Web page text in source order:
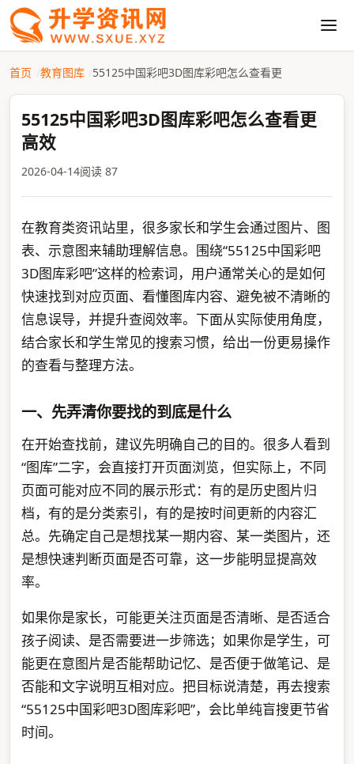
首页 教育图库 55125中国彩吧3D图库彩吧怎么查看更
55125中国彩吧3D图库彩吧怎么查看更
高效
2026-04-14阅读 87
在教育类资讯站里，很多家长和学生会通过图片、图
表、示意图来辅助理解信息。围绕“55125中国彩吧
3D图库彩吧”这样的检索词，用户通常关心的是如何
快速找到对应页面、看懂图库内容、避免被不清晰的
信息误导，并提升查阅效率。下面从实际使用角度，
结合家长和学生常见的搜索习惯，给出一份更易操作
的查看与整理方法。
一、先弄清你要找的到底是什么
在开始查找前，建议先明确自己的目的。很多人看到
“图库”二字，会直接打开页面浏览，但实际上，不同
页面可能对应不同的展示形式：有的是历史图片归
档，有的是分类索引，有的是按时间更新的内容汇
总。先确定自己是想找某一期内容、某一类图片，还
是想快速判断页面是否可靠，这一步能明显提高效
率。
如果你是家长，可能更关注页面是否清晰、是否适合
孩子阅读、是否需要进一步筛选；如果你是学生，可
能更在意图片是否能帮助记忆、是否便于做笔记、是
否能和文字说明互相对应。把目标说清楚，再去搜索
“55125中国彩吧3D图库彩吧”，会比单纯盲搜更节省
时间。